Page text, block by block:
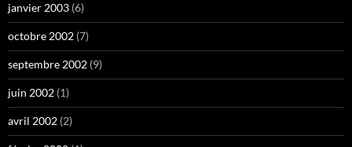
janvier 2003 (6)
octobre 2002 (7)
septembre 2002 (9)
juin 2002 (1)
avril 2002 (2)